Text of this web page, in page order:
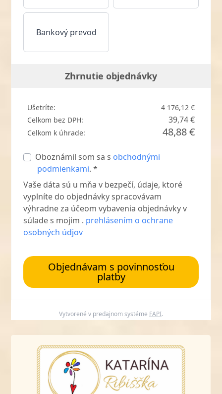
Bankový prevod
Zhrnutie objednávky
Ušetríte:
4 176,12 €
Celkom bez DPH:
39,74 €
Celkom k úhrade: 48,88 €
Oboznámil som sa s obchodnými
podmienkami. *
Vaše dáta sú u mňa v bezpečí, údaje, ktoré
vyplníte do objednávky spracovávam
výhradne za účeom vybavenia objednávky v
súlade s mojim . prehlásením o ochrane
osobných údjov
Objednávam s povinnosťou
platby
Vytvorené v predajnom systéme FAPI.